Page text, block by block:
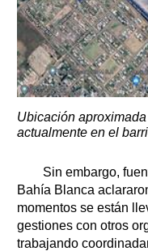
Ubicación
actualmente en el
Sin embargo,
Bahía Blanca
momentos se están
gestiones con otros
trabajando